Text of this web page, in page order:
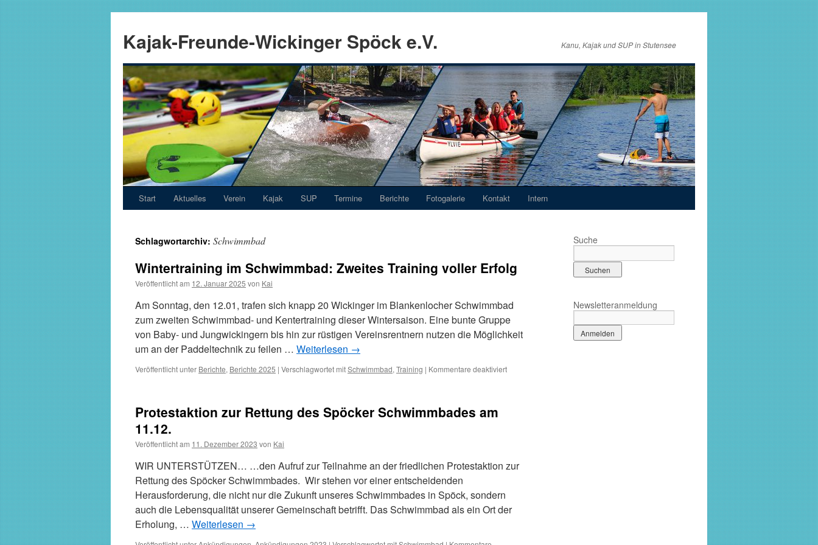
springen
Kajak-Freunde-Wickinger Spöck e.V. Kanu, Kajak und SUP in Stutensee
Start Aktuelles Verein Kajak SUP Termine Berichte Fotogalerie Kontakt Intern
Schlagwortarchiv: Schwimmbad
Wintertraining im Schwimmbad: Zweites Training voller Erfolg
Veröffentlicht am 12. Januar 2025 von Kai
Am Sonntag, den 12.01, trafen sich knapp 20 Wickinger im Blankenlocher Schwimmbad
zum zweiten Schwimmbad- und Kentertraining dieser Wintersaison. Eine bunte Gruppe
von Baby- und Jungwickingern bis hin zur rüstigen Vereinsrentnern nutzen die Möglichkeit
um an der Paddeltechnik zu feilen … Weiterlesen →
Veröffentlicht unter Berichte, Berichte 2025 | Verschlagwortet mitSchwimmbad, Training | Kommentare deaktiviertfür
Protestaktion zur Rettung des Spöcker Schwimmbades am
11.12.
Veröffentlicht am 11. Dezember 2023 von Kai
WIR UNTERSTÜTZEN… …den Aufruf zur Teilnahme an der friedlichen Protestaktion zur
Rettung des Spöcker Schwimmbades. Wir stehen vor einer entscheidenden
Herausforderung, die nicht nur die Zukunft unseres Schwimmbades in Spöck, sondern
auch die Lebensqualität unserer Gemeinschaft betrifft. Das Schwimmbad als ein Ort der
Erholung, … Weiterlesen →
Suche
Newsletteranmeldung